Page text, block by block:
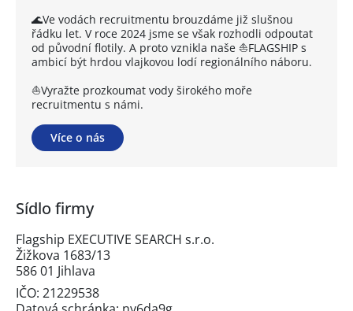
🌊Ve vodách recruitmentu brouzdáme již slušnou
řádku let. V roce 2024 jsme se však rozhodli odpoutat
od původní flotily. A proto vznikla naše ⛵FLAGSHIP s
ambicí být hrdou vlajkovou lodí regionálního náboru.
⛵Vyražte prozkoumat vody širokého moře
recruitmentu s námi.
Více o nás
Sídlo firmy
Flagship EXECUTIVE SEARCH s.r.o.
Žižkova 1683/13
586 01 Jihlava
IČO: 21229538